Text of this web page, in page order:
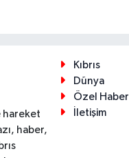
hareket
haber,
Kıbrıs
Dünya
Özel Haber
İletişim